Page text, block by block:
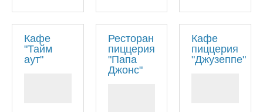
Кафе
"Тайм
аут"
Ресторан
пиццерия
"Папа
Джонс"
Кафе
пиццерия
"Джузеппе"